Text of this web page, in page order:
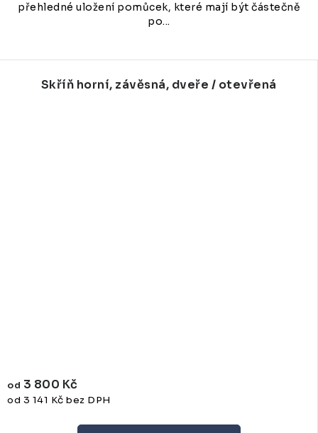
přehledné uložení pomůcek, které mají být částečně
po...
Skříň horní, závěsná, dveře / otevřená
od 3 141 Kč bez DPH
od 3 800 Kč